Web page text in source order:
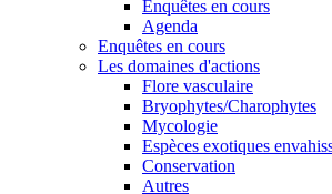
Enquêtes en cours
Agenda
Enquêtes en cours
Les domaines d'actions
Flore vasculaire
Bryophytes/Charophytes
Mycologie
Espèces exotiques
Conservation
Autres